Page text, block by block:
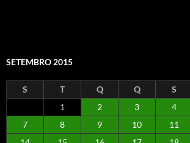
SETEMBRO 2015
S T Q Q S
1
2 3 4
7
8 9 10 11